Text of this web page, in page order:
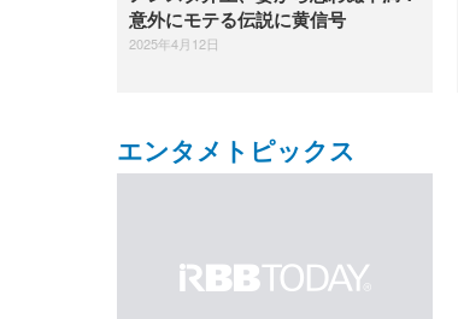
意外にモテる伝説に黄信号
2025年4月12日
エンタメトピックス